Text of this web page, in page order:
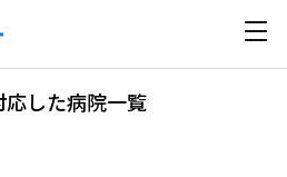
した病院一覧